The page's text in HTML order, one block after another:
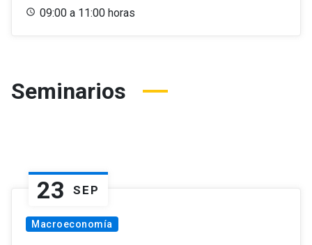
09:00 a 11:00 horas
Seminarios
23 SEP
Macroeconomía